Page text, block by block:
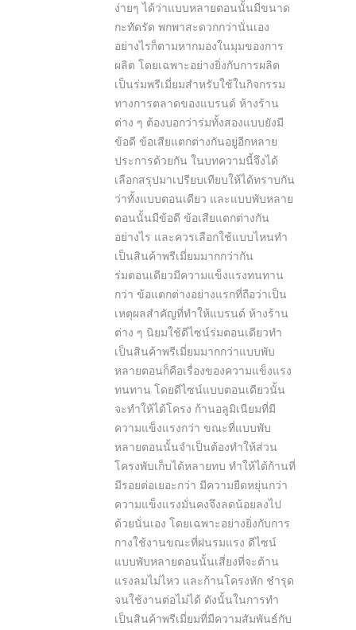
ง่ายๆ ได้ว่าแบบหลายตอนนั้นมีขนาด
กะทัดรัด พกพาสะดวกกว่านั่นเอง
อย่างไรก็ตามหากมองในมุมของการ
ผลิต โดยเฉพาะอย่างยิ่งกับการผลิต
เป็นร่มพรีเมี่ยมสำหรับใช้ในกิจกรรม
ทางการตลาดของแบรนด์ ห้างร้าน
ต่าง ๆ ต้องบอกว่าร่มทั้งสองแบบยังมี
ข้อดี ข้อเสียแตกต่างกันอยู่อีกหลาย
ประการด้วยกัน ในบทความนี้จึงได้
เลือกสรุปมาเปรียบเทียบให้ได้ทราบกัน
ว่าทั้งแบบตอนเดียว และแบบพับหลาย
ตอนนั้นมีข้อดี ข้อเสียแตกต่างกัน
อย่างไร และควรเลือกใช้แบบไหนทำ
เป็นสินค้าพรีเมี่ยมมากกว่ากัน
ร่มตอนเดียวมีความแข็งแรงทนทาน
กว่า ข้อแตกต่างอย่างแรกที่ถือว่าเป็น
เหตุผลสำคัญที่ทำให้แบรนด์ ห้างร้าน
ต่าง ๆ นิยมใช้ดีไซน์ร่มตอนเดียวทำ
เป็นสินค้าพรีเมี่ยมมากกว่าแบบพับ
หลายตอนก็คือเรื่องของความแข็งแรง
ทนทาน โดยดีไซน์แบบตอนเดียวนั้น
จะทำให้ได้โครง ก้านอลูมิเนียมที่มี
ความแข็งแรงกว่า ขณะที่แบบพับ
หลายตอนนั้นจำเป็นต้องทำให้ส่วน
โครงพับเก็บได้หลายทบ ทำให้ได้ก้านที่
มีรอยต่อเยอะกว่า มีความยืดหยุ่นกว่า
ความแข็งแรงมั่นคงจึงลดน้อยลงไป
ด้วยนั่นเอง โดยเฉพาะอย่างยิ่งกับการ
กางใช้งานขณะที่ฝนรมแรง ดีไซน์
แบบพับหลายตอนนั้นเสี่ยงที่จะต้าน
แรงลมไม่ไหว และก้านโครงหัก ชำรุด
จนใช้งานต่อไม่ได้ ดังนั้นในการทำ
เป็นสินค้าพรีเมี่ยมที่มีความสัมพันธ์กับ